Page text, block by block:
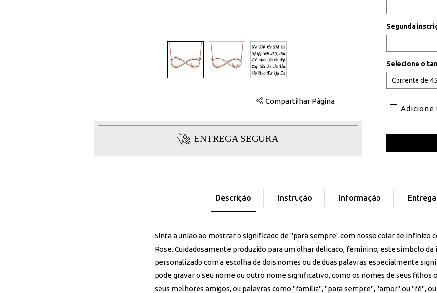
Compartilhar Página
ENTREGA SEGURA
Segunda
Selecione o
Adicione
Descrição Instrução Informação
Sinta a união ao mostrar o significado de "para sempre" com nosso colar de infinito
Rose. Cuidadosamente produzido para um olhar delicado, feminino, este símbolo
personalizado com a escolha de dois nomes ou de duas palavras especialmente
pode gravar o seu nome ou outro nome significativo, como os nomes de seus filhos
seus melhores amigos, ou palavras como "família", "para sempre", "amor" ou "fé",